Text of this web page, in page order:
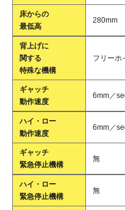
床からの
最低高
280mm
背上げに
関する
特殊な機構
フリーホ
ギャッチ
動作速度
6mm／
ハイ・ロー
動作速度
6mm／
ギャッチ
緊急停止機構
無
ハイ・ロー
緊急停止機構
無